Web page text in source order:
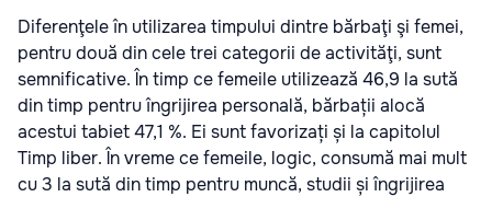
Diferenţele în utilizarea timpului dintre bărbaţi şi femei,
pentru două din cele trei categorii de activităţi, sunt
semnificative. În timp ce femeile utilizează 46,9 la sută
din timp pentru îngrijirea personală, bărbații alocă
acestui tabiet 47,1 %. Ei sunt favorizați și la capitolul
Timp liber. În vreme ce femeile, logic, consumă mai mult
cu 3 la sută din timp pentru muncă, studii și îngrijirea